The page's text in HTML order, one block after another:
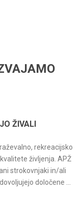
ŽIVALI
rekreacijsko
življenja. APŽ
strokovnjaki in/ali
določene ...